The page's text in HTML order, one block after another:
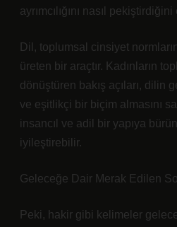
ayrımcılığını nasıl
Dil, toplumsal cinsiyet
üreten bir araçtır. Kadınların
dönüştüren bakış açıları, dilin
ve eşitlikçi bir biçim almasını
insancıl ve adil bir yapıya
iyileştirebilir.
Geleceğe Dair Merak Edilen
Peki, hakir gibi kelimeler